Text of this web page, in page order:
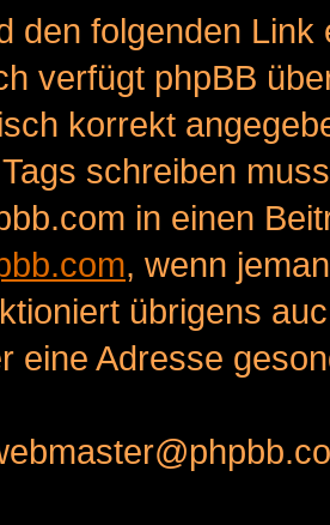
den folgenden
verfügt phpBB
korrekt
schreiben
in einen
, wenn
übrigens
eine Adresse